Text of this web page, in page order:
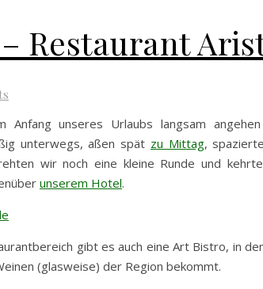
Restaurant
unseres Urlaubs langsam
unterwegs, aßen spät zu Mittag,
wir noch eine kleine Runde und
unserem Hotel.
gibt es auch eine Art Bistro, in
(glasweise) der Region bekommt.